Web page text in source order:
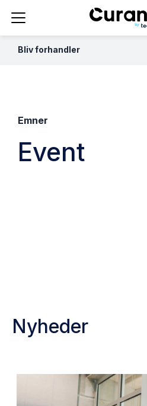
Bliv forhandler
Emner
Event
Nyheder